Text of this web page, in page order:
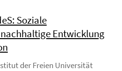
Soziale
Entwicklung
der Freien Universität